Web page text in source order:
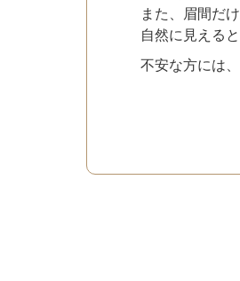
また、眉間だ
自然に見える
不安な方には